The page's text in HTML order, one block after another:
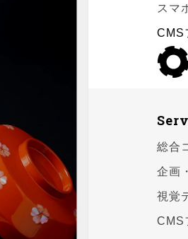
スマ
CMS
総合
企画
視覚
CMS